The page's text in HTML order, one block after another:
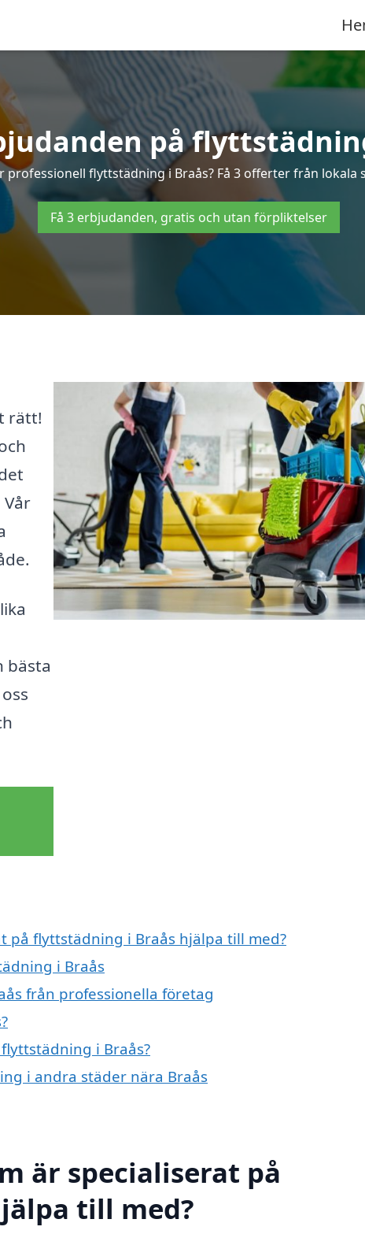
på
professionell flyttstädning i Braås? Få 3 offerter från lokala
Få 3 erbjudanden, gratis och utan förpliktelser
rätt!
bästa
på flyttstädning i Braås hjälpa till med?
i Braås
från professionella företag
i Braås?
i andra städer nära Braås
är specialiserat på
till med?